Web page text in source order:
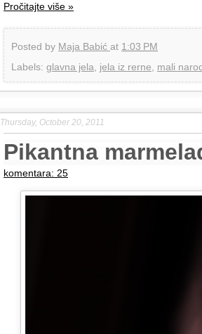
Pročitajte više »
Posted by Maja Babić at 1:03 PM
Labels: glavna jela jela iz rerne mali
Thursday, October 20, 2011
Pikantna
komentara: 25